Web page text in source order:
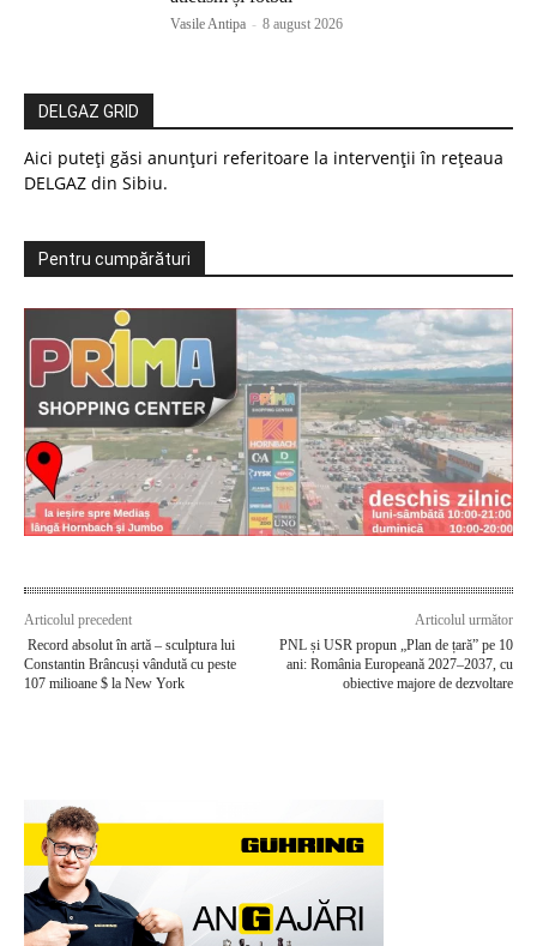
Vasile Antipa - 8 august 2026
DELGAZ GRID
Aici puteți găsi anunțuri referitoare la intervenții în rețeaua
DELGAZ din Sibiu.
Pentru cumpărături
Articolul precedent
Record absolut în artă – sculptura lui
Constantin Brâncuși vândută cu peste
107 milioane $ la New York
Articolul următor
PNL și USR propun „Plan de țară” pe 10
ani: România Europeană 2027–2037, cu
obiective majore de dezvoltare